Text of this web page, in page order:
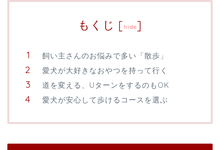
もくじ [ hide]
飼い主さんのお悩みで多い「散歩」
愛犬が大好きなおやつを持って行く
道を変える、UターンをするのもOK
愛犬が安心して歩けるコースを選ぶ